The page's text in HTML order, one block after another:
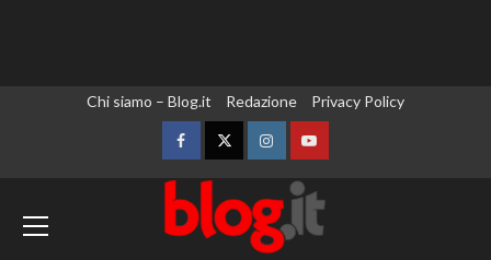
Chi siamo – Blog.it Redazione Privacy Policy
FacebookTwitterInstagramYouTube